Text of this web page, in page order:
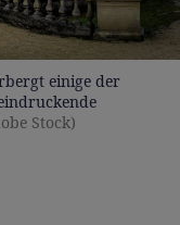
einige der
Stock)